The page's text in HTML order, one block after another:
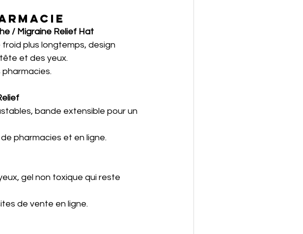
/ Migraine Relief Hat
plus longtemps, design
et des yeux.
bande extensible pour un
pharmacies et en ligne.
gel non toxique qui reste
de vente en ligne.